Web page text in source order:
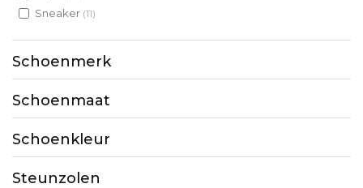
Sneaker (11)
Schoenmerk
Schoenmaat
Schoenkleur
Steunzolen